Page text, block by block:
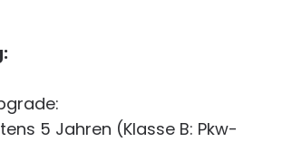
5 Jahren (Klasse B: Pkw-